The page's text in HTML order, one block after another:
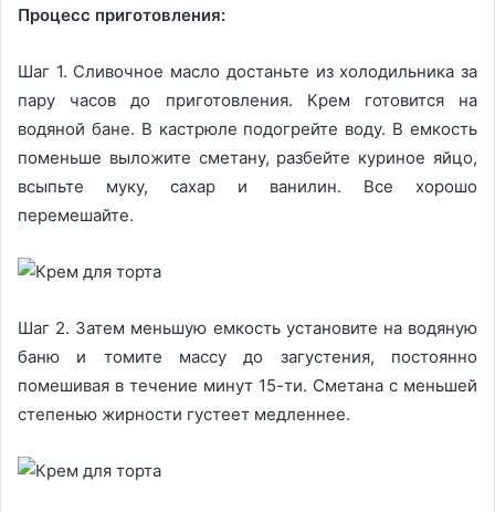
Процесс приготовления:
Шаг 1. Сливочное масло достаньте из холодильника за
пару часов до приготовления. Крем готовится на
водяной бане. В кастрюле подогрейте воду. В емкость
поменьше выложите сметану, разбейте куриное яйцо,
всыпьте муку, сахар и ванилин. Все хорошо
перемешайте.
Шаг 2. Затем меньшую емкость установите на водяную
баню и томите массу до загустения, постоянно
помешивая в течение минут 15-ти. Сметана с меньшей
степенью жирности густеет медленнее.